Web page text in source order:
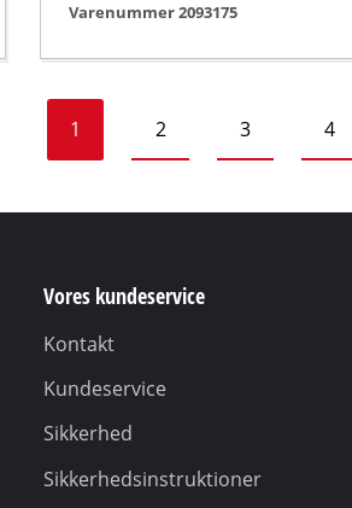
Varenummer 2093175
1 2 3 4
Vores kundeservice
Kontakt
Kundeservice
Sikkerhed
Sikkerhedsinstruktioner